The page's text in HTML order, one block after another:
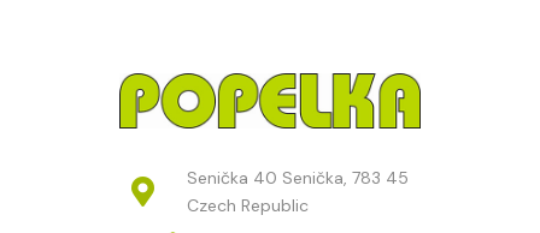
Senička 40 Senička, 783 45
Czech Republic